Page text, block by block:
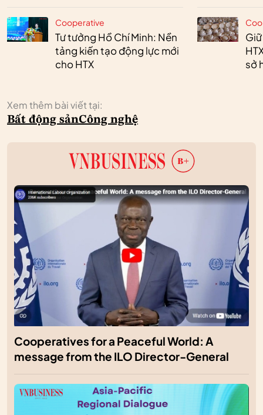
Cooperative
Tư tưởng Hồ Chí Minh: Nền
tảng kiến tạo động lực mới
cho HTX
sở
Xem thêm bài viết tại:
Bất động sảnCông nghệ
Cooperatives for a Peaceful World: A
message from the ILO Director-General